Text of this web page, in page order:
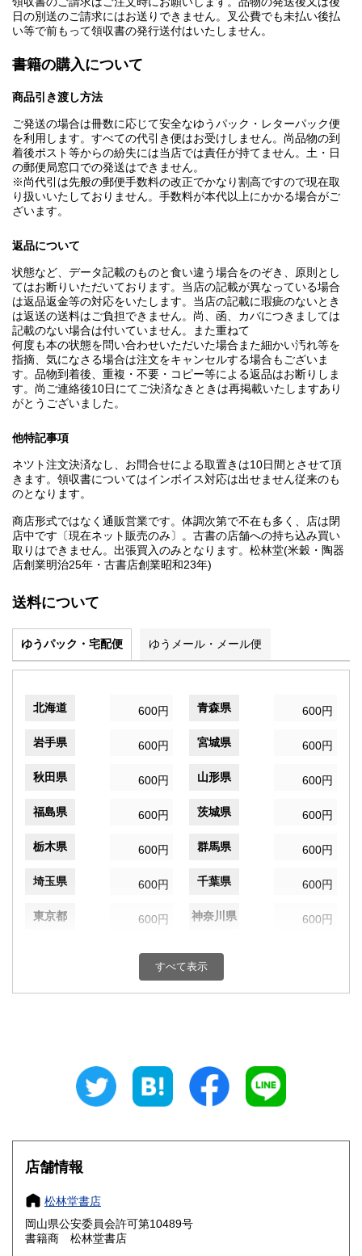
日の別送のご請求にはお送りできません。叉公費でも未払い後払
い等で前もって領収書の発行送付はいたしません。
書籍の購入について
商品引き渡し方法
ご発送の場合は冊数に応じて安全なゆうパック・レターパック便
を利用します。すべての代引き便はお受けしません。尚品物の到
着後ポスト等からの紛失には当店では責任が持てません。土・日
の郵便局窓口での発送はできません。
※尚代引は先般の郵便手数料の改正でかなり割高ですので現在取
り扱いいたしておりません。手数料が本代以上にかかる場合がご
ざいます。
返品について
状態など、データ記載のものと食い違う場合をのぞき、原則とし
てはお断りいただいております。当店の記載が異なっている場合
は返品返金等の対応をいたします。当店の記載に瑕疵のないとき
は返送の送料はご負担できません。尚、函、カバにつきましては
記載のない場合は付いていません。また重ねて
何度も本の状態を問い合わせいただいた場合また細かい汚れ等を
指摘、気になさる場合は注文をキャンセルする場合もございま
す。品物到着後、重複・不要・コピー等による返品はお断りしま
す。尚ご連絡後10日にてご決済なきときは再掲載いたしますあり
がとうございました。
他特記事項
ネツト注文決済なし、お問合せによる取置きは10日間とさせて頂
きます。領収書についてはインボイス対応は出せません従来のも
のとなります。
商店形式ではなく通販営業です。体調次第で不在も多く、店は閉
店中です〔現在ネット販売のみ〕。古書の店舗への持ち込み買い
取りはできません。出張買入のみとなります。松林堂(米穀・陶器
店創業明治25年・古書店創業昭和23年)
送料について
ゆうパック・宅配便 ゆうメール・メール便
北海道 600円 青森県 600円
岩手県 600円 宮城県 600円
秋田県 600円 山形県 600円
福島県 600円 茨城県 600円
栃木県 600円 群馬県 600円
埼玉県 600円 千葉県 600円
東京都 600円 神奈川県 600円
600円 富山県
600円 三重県
大阪府
奈良県
鳥取県 600円
すべて表示
店舗情報
松林堂書店
岡山県公安委員会許可第10489号
書籍商 松林堂書店